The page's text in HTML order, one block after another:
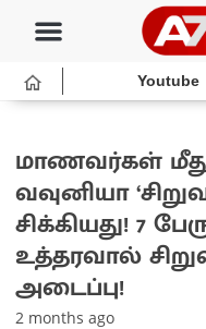
Youtube
மாணவர்கள்
வவுனியா
சிக்கியது! 7
உத்தரவால்
அடைப்பு!
2 months ago